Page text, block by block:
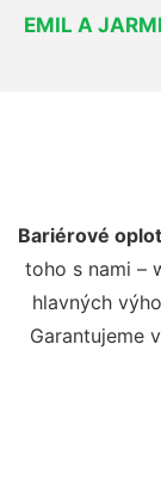
EMIL A
Bariérové
toho s nami –
hlavných
Garantujeme